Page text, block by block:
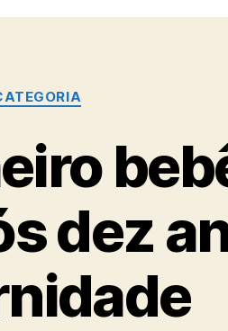
Categorias
dez